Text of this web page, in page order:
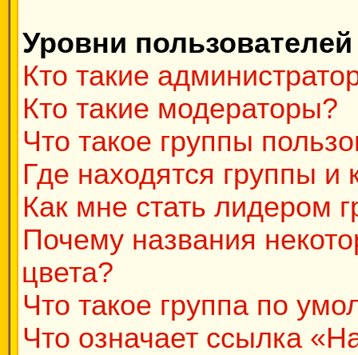
Уровни
Кто такие
Кто такие модераторы?
Что такое группы
Где находятся группы и
Как мне стать лидером
Почему названия
цвета?
Что такое группа по
Что означает ссылка